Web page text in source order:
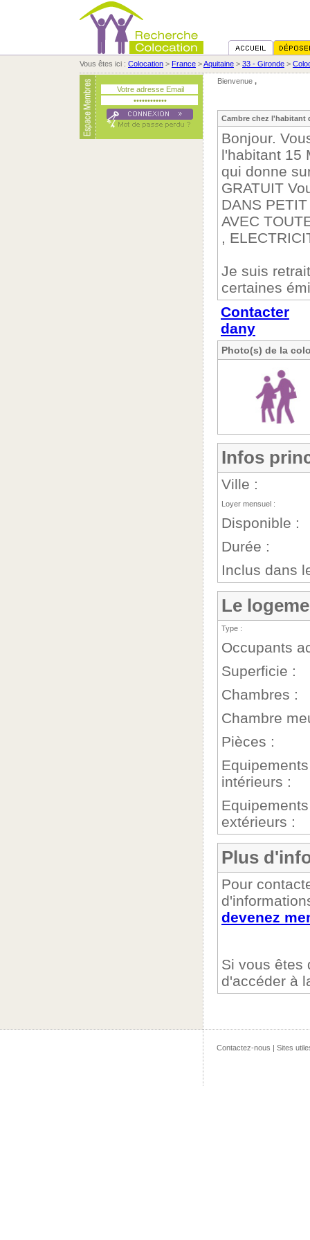
Vous êtes ici : Colocation > France >Aquitaine > 33 - Gironde >
Bienvenue ,
Cambre chez l'habitant
Bonjour.
l'habitant 15
qui donne
GRATUIT
DANS
AVEC
,
Je suis
certaines
Contacter
dany
Photo(s) de la
Infos
Ville :
Loyer mensuel :
Disponible :
Durée :
Inclus dans
Le
Type :
Occupants
Superficie :
Chambres :
Chambre
Pièces :
Equipements
intérieurs :
Equipements
extérieurs :
Plus
Pour
devenez
Si vous êtes
d'accéder à
Contactez-nous | Sites